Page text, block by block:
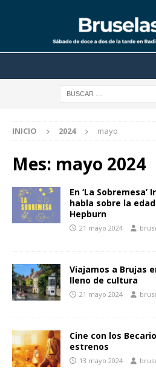
INICIO 2024 mayo
Mes: mayo 2024
En ‘La
habla sobre la
Hepburn
21 mayo 2024
Viajamos a Brujas
lleno de cultura
21 mayo 2024
Cine con los
estrenos
13 mayo 2024